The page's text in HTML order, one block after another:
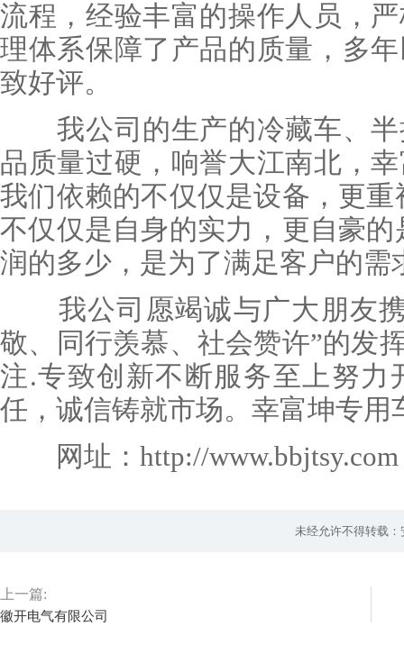
流程，经验丰富的操作人员，
理体系保障了产品的质量，多
致好评。
我公司的生产的冷藏车、半
品质量过硬，响誉大江南北，
我们依赖的不仅仅是设备，更
不仅仅是自身的实力，更自豪
润的多少，是为了满足客户的需
我公司愿竭诚与广大朋友携
敬、同行羡慕、社会赞许”的发
注.专致创新不断服务至上努力
任，诚信铸就市场。幸富坤专用
网址：http://www.bbjtsy.com
未经允许不得转载：
上一篇:
徽开电气有限公司